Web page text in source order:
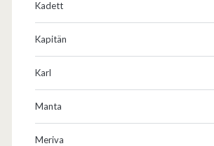
Kadett
Kapitän
Karl
Manta
Meriva